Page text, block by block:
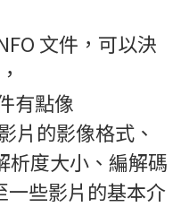
文件，可以決
有點像
片的影像格式、
析度大小、編解碼
些影片的基本介